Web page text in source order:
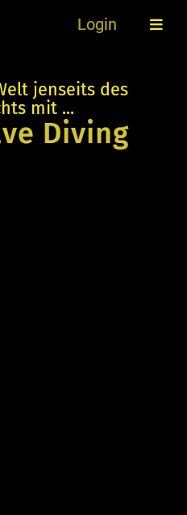
Login
jenseits des
mit ...
Diving